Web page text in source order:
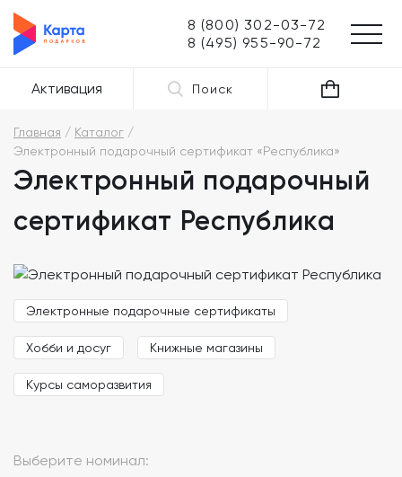
8 (800) 302-03-72
8 (495) 955-90-72
Активация Поиск
Главная
Каталог
Электронный подарочный сертификат «Республика»
Электронный подарочный
сертификат Республика
Электронные подарочные сертификаты
Хобби и досуг Книжные магазины
Курсы саморазвития
Выберите номинал: